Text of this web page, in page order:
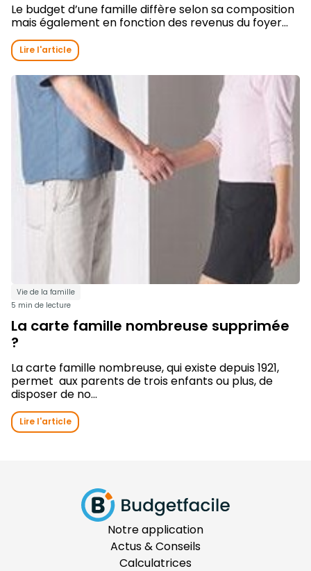
Le budget d’une famille diffère selon sa composition
mais également en fonction des revenus du foyer...
Lire l'article
Vie de la famille
5 min de lecture
La carte famille nombreuse supprimée
?
La carte famille nombreuse, qui existe depuis 1921,
permet aux parents de trois enfants ou plus, de
disposer de no...
Lire l'article
Notre application
Actus & Conseils
Calculatrices